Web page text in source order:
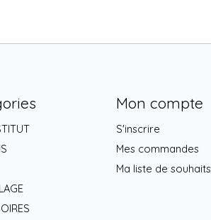
Mon compte
S'inscrire
Mes commandes
Ma liste de souhaits